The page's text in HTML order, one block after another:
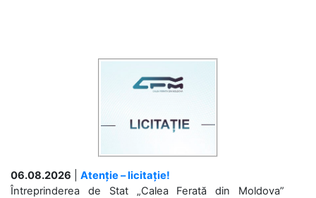
06.08.2026
Atenție – licitație!
Întreprinderea de Stat „Calea Ferată din Moldova”